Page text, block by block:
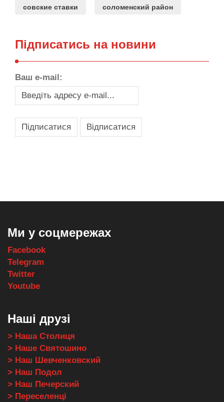
совские ставки соломенский район
Підписатись на новини
Ваш e-mail:
Ми у соцмережах
Facebook
Telegram
Twitter
Youtube
Наші друзі
> Наша Столиця
> Наше Святошино
> Наш Шевченковский
> Наш Подол
> Наш Печерский
> Переселенці